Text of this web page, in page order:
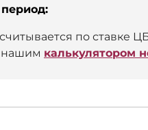
по ставке
нашим калькулятором